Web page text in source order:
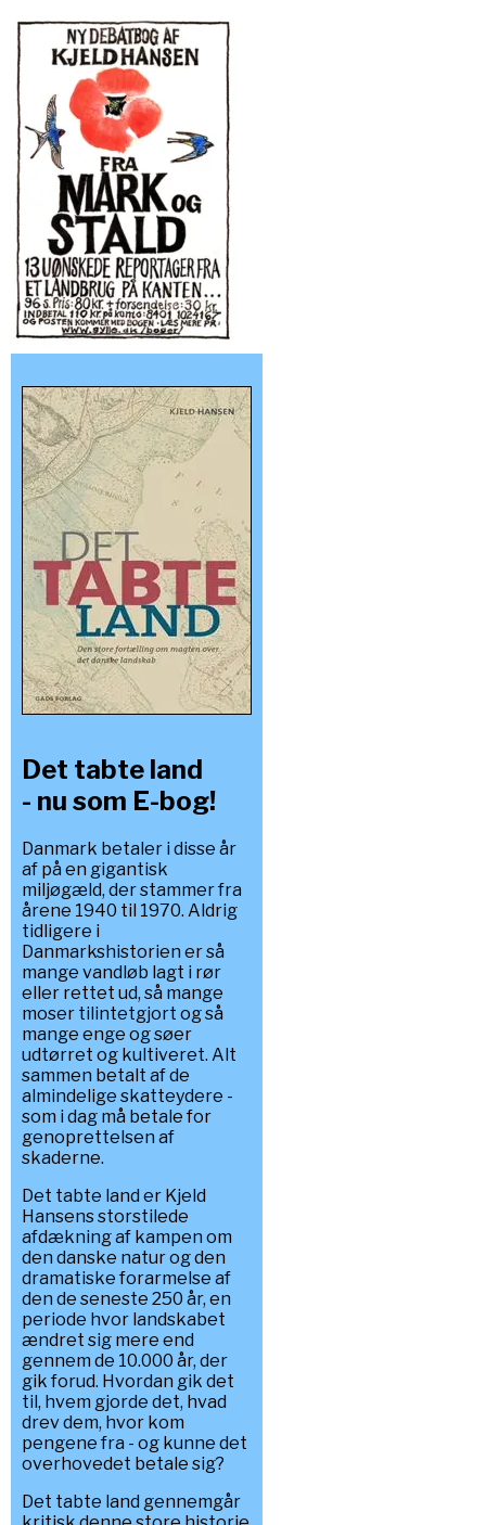
Det tabte land
- nu som E-bog!
Danmark betaler i disse år
af på en gigantisk
miljøgæld, der stammer fra
årene 1940 til 1970. Aldrig
tidligere i
Danmarkshistorien er så
mange vandløb lagt i rør
eller rettet ud, så mange
moser tilintetgjort og så
mange enge og søer
udtørret og kultiveret. Alt
sammen betalt af de
almindelige skatteydere -
som i dag må betale for
genoprettelsen af
skaderne.
Det tabte land er Kjeld
Hansens storstilede
afdækning af kampen om
den danske natur og den
dramatiske forarmelse af
den de seneste 250 år, en
periode hvor landskabet
ændret sig mere end
gennem de 10.000 år, der
gik forud. Hvordan gik det
til, hvem gjorde det, hvad
drev dem, hvor kom
pengene fra - og kunne det
overhovedet betale sig?
Det tabte land gennemgår